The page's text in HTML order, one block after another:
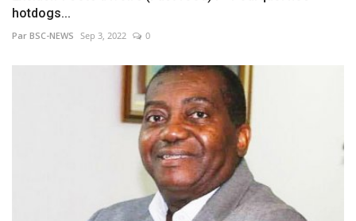
hotdogs...
Par BSC-NEWS Sep 3, 2022 0